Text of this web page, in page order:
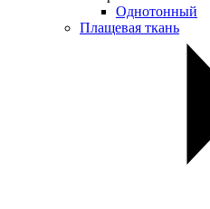
Однотонный
Плащевая ткань